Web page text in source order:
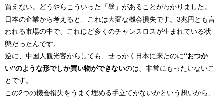
買えない。どうやらこういった「壁」があることがわかりました。
日本の企業から考えると、これは大変な機会損失です。3兆円とも言
われる市場の中で、これほど多くのチャンスロスが生まれている状
態だったんです。
逆に、中国人観光客からしても、せっかく日本に来たのに “おつか
い”のような形でしか買い物ができないのは、非常にもったいないこ
とです。
この2つの機会損失をうまく埋める手立てがないかという想いから、